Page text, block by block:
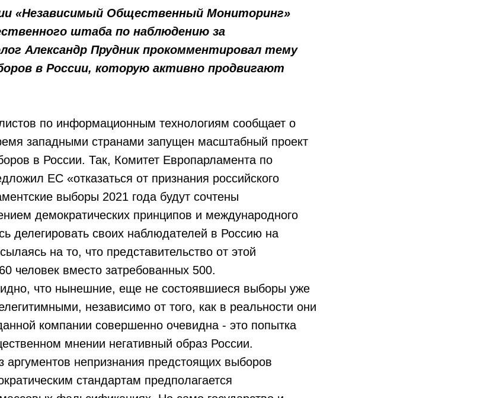
«Независимый Общественный Мониторинг»
штаба по наблюдению за
Александр Прудник прокомментировал тему
в России, которую активно продвигают
по информационным технологиям сообщает о
западными странами запущен масштабный проект
в России. Так, Комитет Европарламента по
ЕС «отказаться от признания российского
выборы 2021 года будут сочтены
демократических принципов и международного
делегировать своих наблюдателей в Россию на
на то, что представительство от этой
человек вместо затребованных 500.
что нынешние, еще не состоявшиеся выборы уже
независимо от того, как в реальности они
компании совершенно очевидна - это попытка
мнении негативный образ России.
непризнания предстоящих выборов
стандартам предполагается